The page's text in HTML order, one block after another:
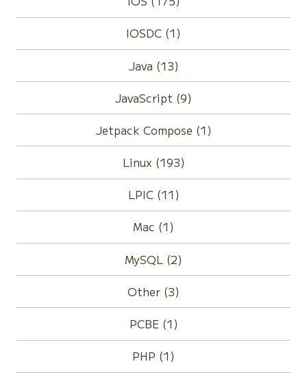
IOSDC (1)
Java (13)
JavaScript (9)
Jetpack Compose (1)
Linux (193)
LPIC (11)
Mac (1)
MySQL (2)
Other (3)
PCBE (1)
PHP (1)